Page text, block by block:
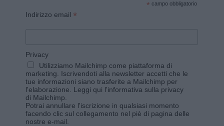
* campo obbligatorio
Indirizzo email *
Privacy
Utilizziamo Mailchimp come piattaforma di
marketing. Iscrivendoti alla newsletter accetti che le
tue informazioni siano trasferite a Mailchimp per
l'elaborazione. Leggi qui l'informativa sulla privacy
di Mailchimp
Potrai annullare l'iscrizione in qualsiasi momento
facendo clic sul collegamento nel piè di pagina delle
nostre e-mail.